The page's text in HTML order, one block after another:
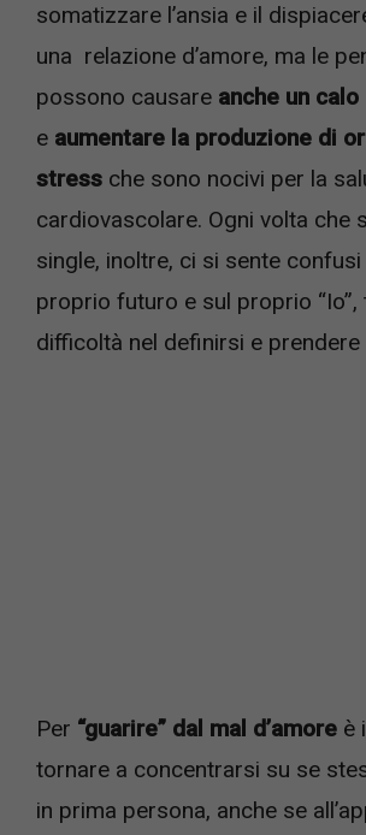
somatizzare l’ansia e il
una relazione d’amore, ma le
possono causare anche un
e aumentare la produzione di
stress che sono nocivi per la
cardiovascolare. Ogni volta che
single, inoltre, ci si sente
proprio futuro e sul proprio “Io”,
difficoltà nel definirsi e prendere
Per “guarire” dal mal d’amore è
tornare a concentrarsi su se
in prima persona, anche se